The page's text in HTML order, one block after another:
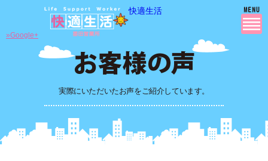
快適生活
実際にいただいたお声をご紹介しています。
»Google+